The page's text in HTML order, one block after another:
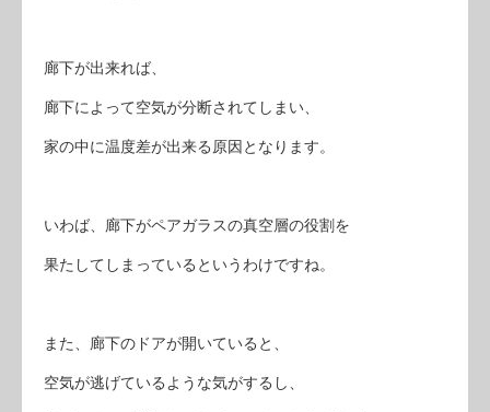
廊下が出来れば、
廊下によって空気が分断されてしまい、
家の中に温度差が出来る原因となります。
いわば、廊下がペアガラスの真空層の役割を
果たしてしまっているというわけですね。
また、廊下のドアが開いていると、
空気が逃げているような気がするし、